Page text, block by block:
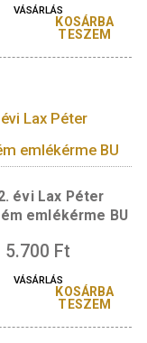
2023. évi Erdős
5.700Ft
VÁSÁRLÁS